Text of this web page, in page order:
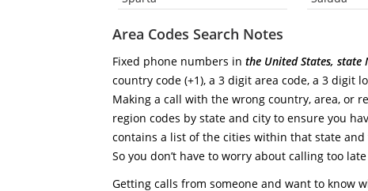
Area Codes Search Notes
Fixed phone numbers in the United States,
country code (+1), a 3 digit area code, a 3 digit
Making a call with the wrong country, area, or
region codes by state and city to ensure you
contains a list of the cities within that state
So you don’t have to worry about calling too
Getting calls from someone and want to know